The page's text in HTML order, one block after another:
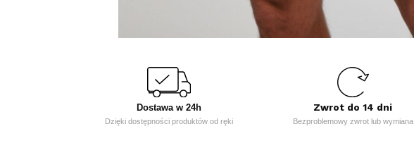
Dostawa w 24h
Dzięki dostępności produktów od ręki
Zwrot do 14 dni
Bezproblemowy zwrot lub wymiana